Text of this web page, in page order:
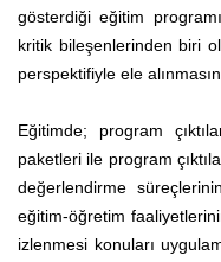
gösterdiği eğitim
kritik bileşenlerinden biri
perspektifiyle ele
Eğitimde; program
paketleri ile program
değerlendirme
eğitim-öğretim
izlenmesi konuları